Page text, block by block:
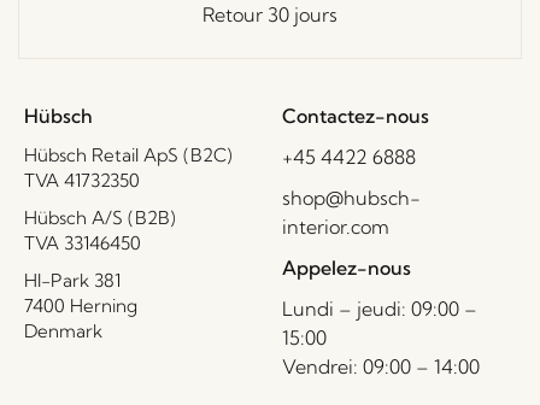
Retour 30 jours
Hübsch
Hübsch Retail ApS (B2C)
TVA 41732350
Hübsch A/S (B2B)
TVA 33146450
HI-Park 381
7400 Herning
Denmark
Contactez-nous
+45 4422 6888
shop@hubsch-
interior.com
Appelez-nous
Lundi – jeudi: 09:00 –
15:00
Vendrei: 09:00 – 14:00